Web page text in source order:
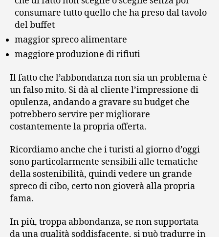
consumare tutto quello che ha preso dal tavolo
del buffet
maggior spreco alimentare
maggiore produzione di rifiuti
Il fatto che l’abbondanza non sia un problema è
un falso mito. Si dà al cliente l’impressione di
opulenza, andando a gravare su budget che
potrebbero servire per migliorare
costantemente la propria offerta.
Ricordiamo anche che i turisti al giorno d’oggi
sono particolarmente sensibili alle tematiche
della sostenibilità, quindi vedere un grande
spreco di cibo, certo non gioverà alla propria
fama.
In più, troppa abbondanza, se non supportata
da una qualità soddisfacente, si può tradurre in